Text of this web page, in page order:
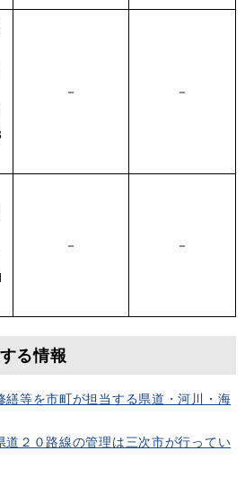
－ －
－ －
る情報
繕等を市町が担当する県道・河川・海
道２０路線の管理は三次市が行ってい